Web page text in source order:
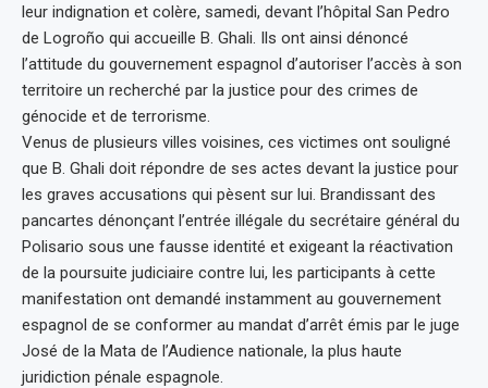
leur indignation et colère, samedi, devant l’hôpital San Pedro
de Logroño qui accueille B. Ghali. Ils ont ainsi dénoncé
l’attitude du gouvernement espagnol d’autoriser l’accès à son
territoire un recherché par la justice pour des crimes de
génocide et de terrorisme.
Venus de plusieurs villes voisines, ces victimes ont souligné
que B. Ghali doit répondre de ses actes devant la justice pour
les graves accusations qui pèsent sur lui. Brandissant des
pancartes dénonçant l’entrée illégale du secrétaire général du
Polisario sous une fausse identité et exigeant la réactivation
de la poursuite judiciaire contre lui, les participants à cette
manifestation ont demandé instamment au gouvernement
espagnol de se conformer au mandat d’arrêt émis par le juge
José de la Mata de l’Audience nationale, la plus haute
juridiction pénale espagnole.